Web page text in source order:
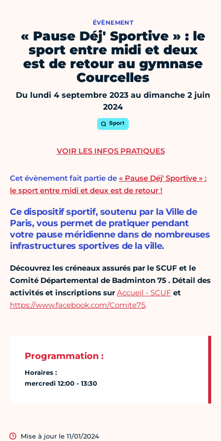
ÉVÈNEMENT
« Pause Déj' Sportive » : le
sport entre midi et deux
est de retour au gymnase
Courcelles
Du lundi 4 septembre 2023 au dimanche 2 juin
2024
Sport
Cet évènement fait partie de « Pause Déj' Sportive » :
le sport entre midi et deux est de retour !
Ce dispositif sportif, soutenu par la Ville de
Paris, vous permet de pratiquer pendant
votre pause méridienne dans de nombreuses
infrastructures sportives de la ville.
Découvrez les créneaux assurés par le SCUF et le
Comité Départemental de Badminton 75 . Détail des
activités et inscriptions surAccueil - SCUF et
https://www.facebook.com/Comite75.
Programmation :
Horaires :
mercredi 12:00 - 13:30
Mise à jour le 11/01/2024
VOIR LES INFOS PRATIQUES